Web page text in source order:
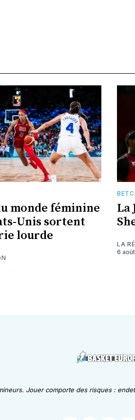
monde féminine
Unis sortent
lourde
La
LA
6
Jouer comporte des risques :